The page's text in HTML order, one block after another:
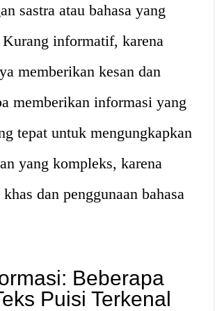
sastra atau bahasa yang
informatif, karena
memberikan kesan dan
memberikan informasi yang
tepat untuk mengungkapkan
yang kompleks, karena
dan penggunaan bahasa
Beberapa
Puisi Terkenal